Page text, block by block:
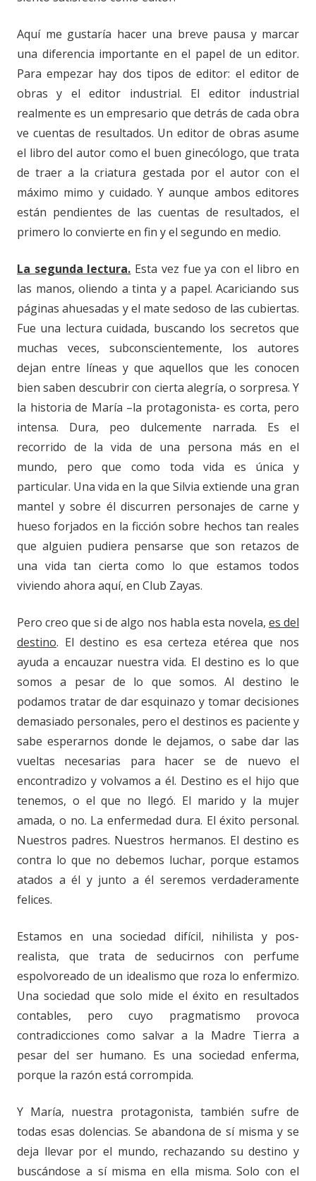
Aquí me gustaría hacer una breve pausa y marcar
una diferencia importante en el papel de un editor.
Para empezar hay dos tipos de editor: el editor de
obras y el editor industrial. El editor industrial
realmente es un empresario que detrás de cada obra
ve cuentas de resultados. Un editor de obras asume
el libro del autor como el buen ginecólogo, que trata
de traer a la criatura gestada por el autor con el
máximo mimo y cuidado. Y aunque ambos editores
están pendientes de las cuentas de resultados, el
primero lo convierte en fin y el segundo en medio.
La segunda lectura. Esta vez fue ya con el libro en
las manos, oliendo a tinta y a papel. Acariciando sus
páginas ahuesadas y el mate sedoso de las cubiertas.
Fue una lectura cuidada, buscando los secretos que
muchas veces, subconscientemente, los autores
dejan entre líneas y que aquellos que les conocen
bien saben descubrir con cierta alegría, o sorpresa. Y
la historia de María –la protagonista- es corta, pero
intensa. Dura, peo dulcemente narrada. Es el
recorrido de la vida de una persona más en el
mundo, pero que como toda vida es única y
particular. Una vida en la que Silvia extiende una gran
mantel y sobre él discurren personajes de carne y
hueso forjados en la ficción sobre hechos tan reales
que alguien pudiera pensarse que son retazos de
una vida tan cierta como lo que estamos todos
viviendo ahora aquí, en Club Zayas.
Pero creo que si de algo nos habla esta novela, es del
destino. El destino es esa certeza etérea que nos
ayuda a encauzar nuestra vida. El destino es lo que
somos a pesar de lo que somos. Al destino le
podamos tratar de dar esquinazo y tomar decisiones
demasiado personales, pero el destinos es paciente y
sabe esperarnos donde le dejamos, o sabe dar las
vueltas necesarias para hacer se de nuevo el
encontradizo y volvamos a él. Destino es el hijo que
tenemos, o el que no llegó. El marido y la mujer
amada, o no. La enfermedad dura. El éxito personal.
Nuestros padres. Nuestros hermanos. El destino es
contra lo que no debemos luchar, porque estamos
atados a él y junto a él seremos verdaderamente
felices.
Estamos en una sociedad difícil, nihilista y pos-
realista, que trata de seducirnos con perfume
espolvoreado de un idealismo que roza lo enfermizo.
Una sociedad que solo mide el éxito en resultados
contables, pero cuyo pragmatismo provoca
contradicciones como salvar a la Madre Tierra a
pesar del ser humano. Es una sociedad enferma,
porque la razón está corrompida.
Y María, nuestra protagonista, también sufre de
todas esas dolencias. Se abandona de sí misma y se
deja llevar por el mundo, rechazando su destino y
buscándose a sí misma en ella misma. Solo con el